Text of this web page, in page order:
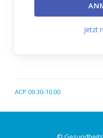
Jetzt
ACP 09.30-10.00